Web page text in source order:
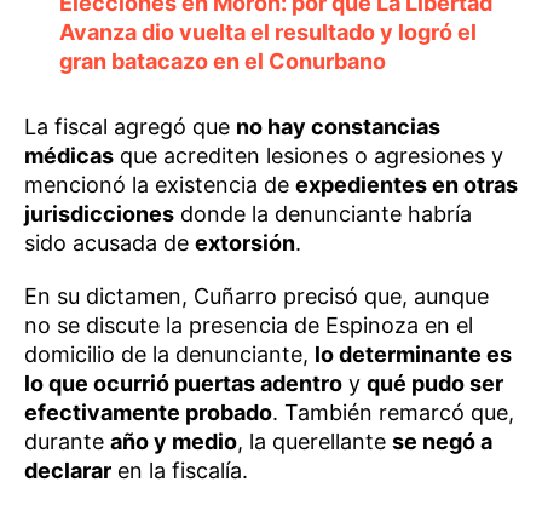
Avanza dio vuelta el resultado y logró el
gran batacazo en el Conurbano
La fiscal agregó que no hay constancias
médicas que acrediten lesiones o agresiones y
mencionó la existencia de expedientes en otras
jurisdicciones donde la denunciante habría
sido acusada de extorsión.
En su dictamen, Cuñarro precisó que, aunque
no se discute la presencia de Espinoza en el
domicilio de la denunciante, lo determinante es
lo que ocurrió puertas adentro y qué pudo ser
efectivamente probado. También remarcó que,
durante año y medio, la querellante se negó a
declarar en la fiscalía.